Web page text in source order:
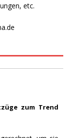
etc.
zum Trend